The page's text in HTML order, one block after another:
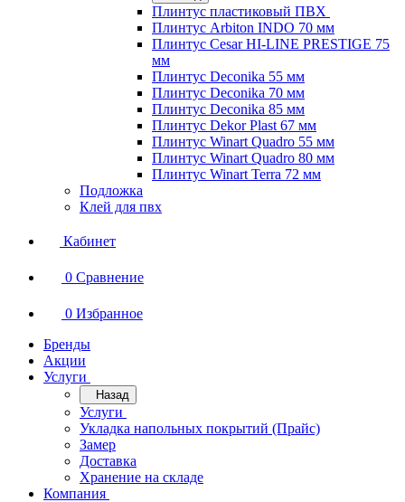
Плинтус пластиковый ПВХ
Плинтус Arbiton INDO 70 мм
Плинтус Cesar HI-LINE PRESTIGE 75
мм
Плинтус Deconika 55 мм
Плинтус Deconika 70 мм
Плинтус Deconika 85 мм
Плинтус Dekor Plast 67 мм
Плинтус Winart Quadro 55 мм
Плинтус Winart Quadro 80 мм
Плинтус Winart Terra 72 мм
Подложка
Клей для пвх
Кабинет
0 Сравнение
0 Избранное
Бренды
Акции
Услуги
Назад
Услуги
Укладка напольных покрытий (Прайс)
Замер
Доставка
Хранение на складе
Компания